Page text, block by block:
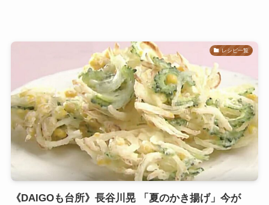
レシピ一覧
《DAIGOも台所》長谷川晃 「夏のかき揚げ」今が